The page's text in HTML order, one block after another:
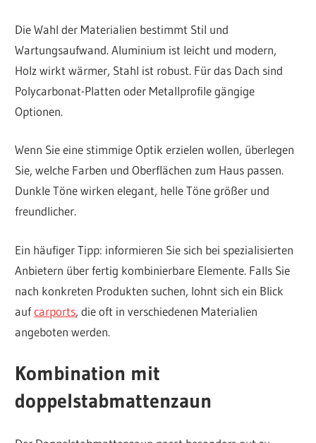
Die Wahl der Materialien bestimmt Stil und
Wartungsaufwand. Aluminium ist leicht und modern,
Holz wirkt wärmer, Stahl ist robust. Für das Dach sind
Polycarbonat-Platten oder Metallprofile gängige
Optionen.
Wenn Sie eine stimmige Optik erzielen wollen, überlegen
Sie, welche Farben und Oberflächen zum Haus passen.
Dunkle Töne wirken elegant, helle Töne größer und
freundlicher.
Ein häufiger Tipp: informieren Sie sich bei spezialisierten
Anbietern über fertig kombinierbare Elemente. Falls Sie
nach konkreten Produkten suchen, lohnt sich ein Blick
aufcarports, die oft in verschiedenen Materialien
angeboten werden.
Kombination mit
doppelstabmattenzaun